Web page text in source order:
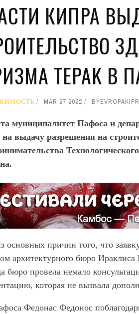
КИПРА
TEPAK В
MAR 27 2022 BYEVROPAKIPR
муниципалитет Пафоса и
на выдачу разрешения на
основных причин того, что
архитектурного бюро
бюро провела немало
которая не вызвала
Федонас Федонос